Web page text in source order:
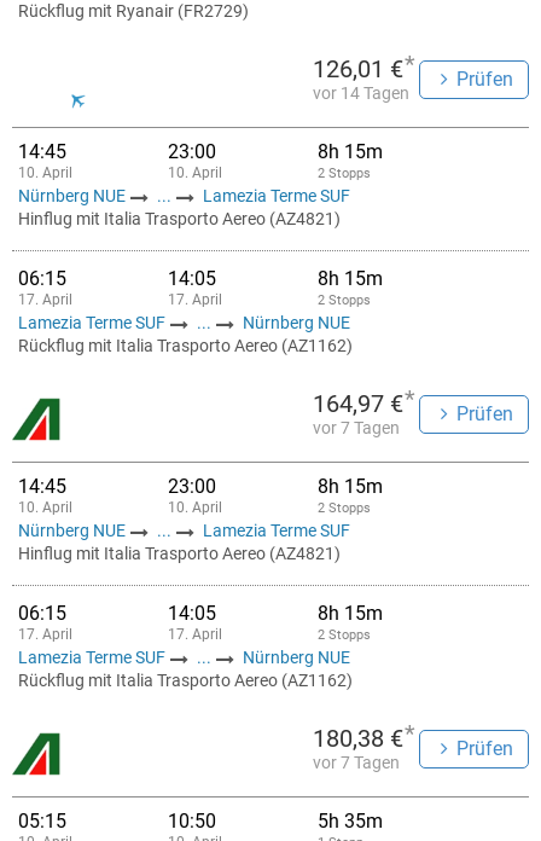
Rückflug mit Ryanair (FR2729)
126,01 €*
vor 14 Tagen
Prüfen
14:45
10. April
23:00
10. April
8h 15m
2 Stopps
Nürnberg NUE ...
Lamezia Terme SUF
Hinflug mit Italia Trasporto Aereo (AZ4821)
06:15
17. April
14:05
17. April
8h 15m
2 Stopps
Lamezia Terme SUF ...
Nürnberg NUE
Rückflug mit Italia Trasporto Aereo (AZ1162)
164,97 €*
vor 7 Tagen
Prüfen
14:45
10. April
23:00
10. April
8h 15m
2 Stopps
Nürnberg NUE ...
Lamezia Terme SUF
Hinflug mit Italia Trasporto Aereo (AZ4821)
06:15
17. April
14:05
17. April
8h 15m
2 Stopps
Lamezia Terme SUF ...
Nürnberg NUE
Rückflug mit Italia Trasporto Aereo (AZ1162)
180,38 €*
vor 7 Tagen
Prüfen
05:15 10:50 5h 35m